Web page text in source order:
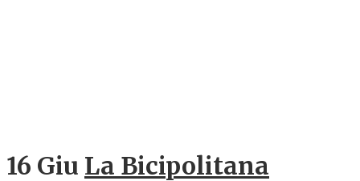
16 Giu La Bicipolitana